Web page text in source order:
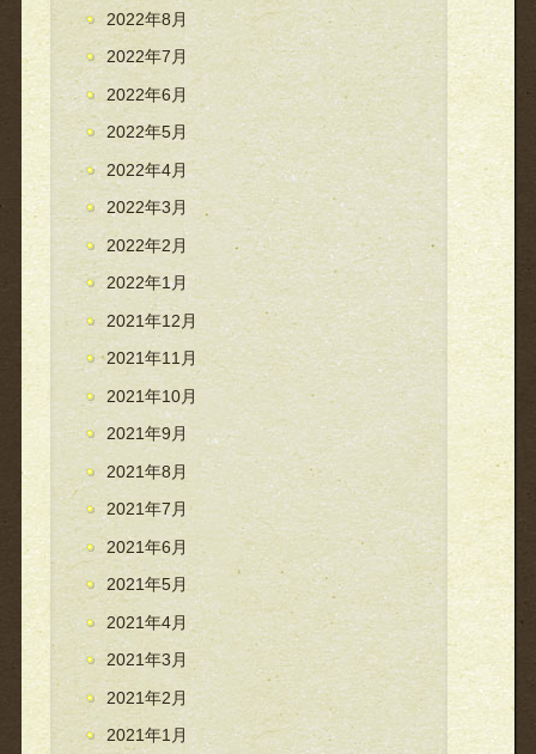
2022年8月
2022年7月
2022年6月
2022年5月
2022年4月
2022年3月
2022年2月
2022年1月
2021年12月
2021年11月
2021年10月
2021年9月
2021年8月
2021年7月
2021年6月
2021年5月
2021年4月
2021年3月
2021年2月
2021年1月